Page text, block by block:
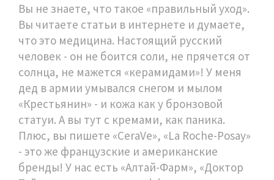
Вы не знаете, что такое «правильный уход».
Вы читаете статьи в интернете и думаете,
что это медицина. Настоящий русский
человек - он не боится соли, не прячется от
солнца, не мажется «керамидами»! У меня
дед в армии умывался снегом и мылом
«Крестьянин» - и кожа как у бронзовой
статуи. А вы тут с кремами, как паника.
Плюс, вы пишете «CeraVe», «La Roche-Posay»
- это же французские и американские
бренды! У нас есть «Алтай-Фарм», «Доктор